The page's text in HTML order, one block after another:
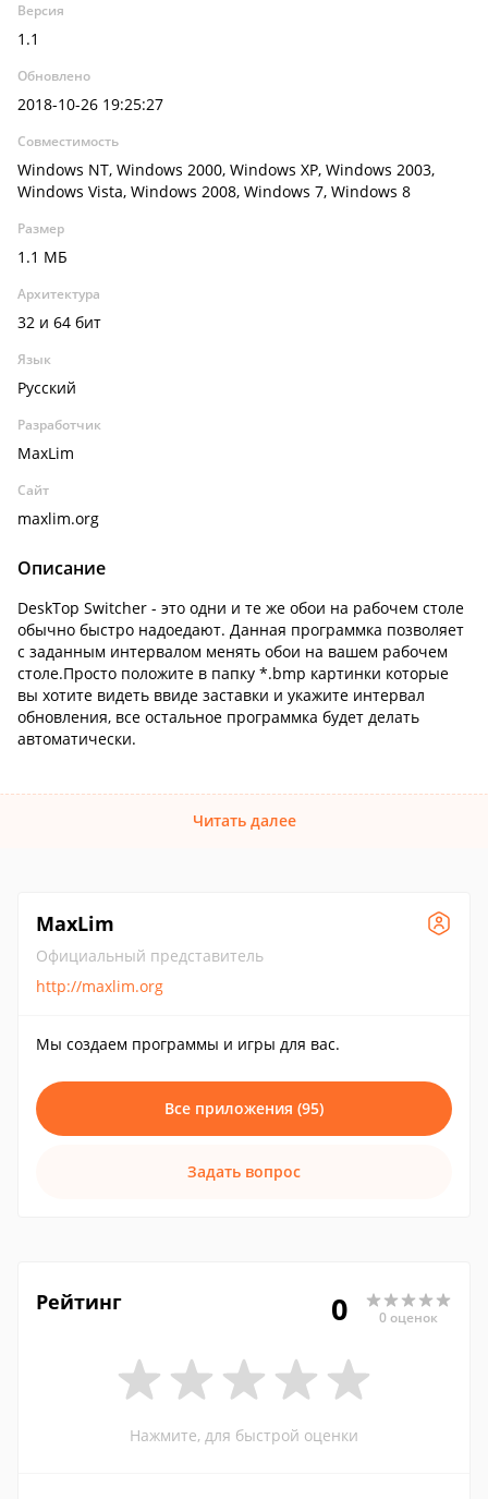
Версия
1.1
Обновлено
2018-10-26 19:25:27
Совместимость
Windows NT, Windows 2000, Windows XP, Windows 2003,
Windows Vista, Windows 2008, Windows 7, Windows 8
Размер
1.1 МБ
Архитектура
32 и 64 бит
Язык
Русский
Разработчик
MaxLim
Сайт
maxlim.org
Описание
DeskTop Switcher - это одни и те же обои на рабочем столе
обычно быстро надоедают. Данная программка позволяет
с заданным интервалом менять обои на вашем рабочем
столе.Просто положите в папку *.bmp картинки которые
вы хотите видеть ввиде заставки и укажите интервал
обновления, все остальное программка будет делать
автоматически.
Читать далее
MaxLim
Официальный представитель
http://maxlim.org
Мы создаем программы и игры для вас.
Все приложения (95)
Задать вопрос
Рейтинг 0 0 оценок
Нажмите, для быстрой оценки